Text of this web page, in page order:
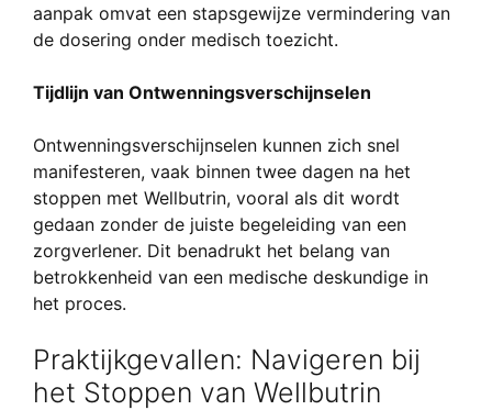
aanpak omvat een stapsgewijze vermindering van
de dosering onder medisch toezicht.
Tijdlijn van Ontwenningsverschijnselen
Ontwenningsverschijnselen kunnen zich snel
manifesteren, vaak binnen twee dagen na het
stoppen met Wellbutrin, vooral als dit wordt
gedaan zonder de juiste begeleiding van een
zorgverlener. Dit benadrukt het belang van
betrokkenheid van een medische deskundige in
het proces.
Praktijkgevallen: Navigeren bij
het Stoppen van Wellbutrin